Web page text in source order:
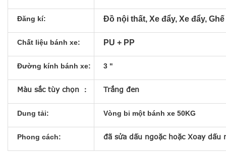
Đăng kí: Đồ nội thất, Xe đẩy, Xe đẩy,
Chất liệu bánh xe: PU + PP
Đường kính bánh xe: 3 "
Màu sắc tùy chọn ： Trắng đen
Dung tải: Vòng bi một bánh xe 50KG
Phong cách: đã sửa dấu ngoặc hoặc Xoay dấu